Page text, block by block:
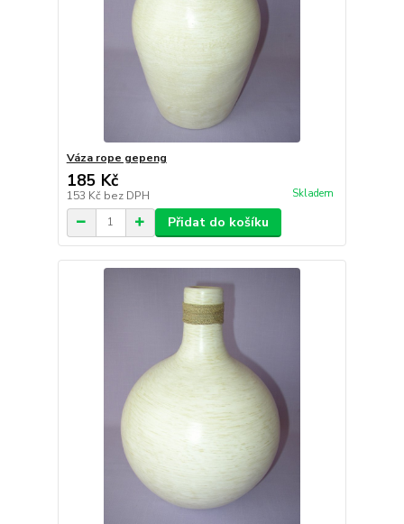
Váza rope gepeng
185 Kč
153 Kč bez DPH Skladem
Přidat do košíku